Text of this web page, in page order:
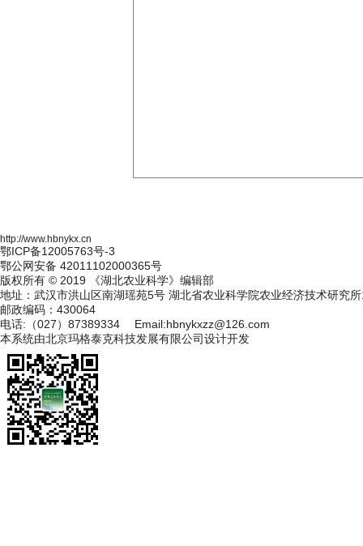
http://www.hbnykx.cn
鄂ICP备12005763号-3
鄂公网安备 42011102000365号
版权所有 © 2019 《湖北农业科学》编辑部
地址：武汉市洪山区南湖瑶苑5号 湖北省农业科学院农业经济技术研究
邮政编码：430064
电话:（027）87389334 Email:hbnykxzz@126.com
本系统由北京玛格泰克科技发展有限公司设计开发